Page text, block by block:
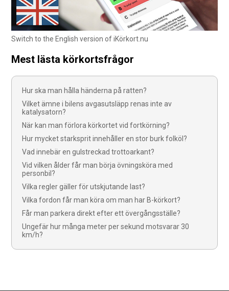
Switch to the English version of iKörkort.nu
Mest lästa körkortsfrågor
Hur ska man hålla händerna på ratten?
Vilket ämne i bilens avgasutsläpp renas inte av
katalysatorn?
När kan man förlora körkortet vid fortkörning?
Hur mycket starksprit innehåller en stor burk folköl?
Vad innebär en gulstreckad trottoarkant?
Vid vilken ålder får man börja övningsköra med
personbil?
Vilka regler gäller för utskjutande last?
Vilka fordon får man köra om man har B-körkort?
Får man parkera direkt efter ett övergångsställe?
Ungefär hur många meter per sekund motsvarar 30
km/h?